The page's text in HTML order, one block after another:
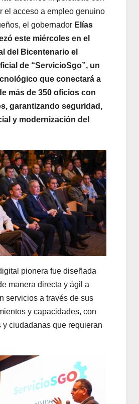
el acceso a empleo genuino
el gobernador Elías
este miércoles en el
del Bicentenario el
de “ServicioSgo”, un
que conectará a
más de 350 oficios con
garantizando seguridad,
y modernización del
pionera fue diseñada
manera directa y ágil a
servicios a través de sus
y capacidades, con
y ciudadanas que requieran